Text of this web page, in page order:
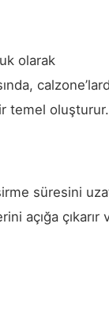
olarak
temel oluşturur.
süresini
açığa çıkarır